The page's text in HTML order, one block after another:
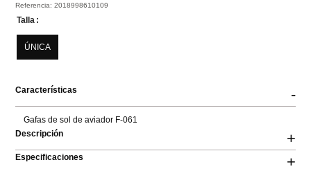
Referencia:2018998610109
Talla
ÚNICA
Características -
Gafas de sol de aviador F-061
Descripción
+
Especificaciones +